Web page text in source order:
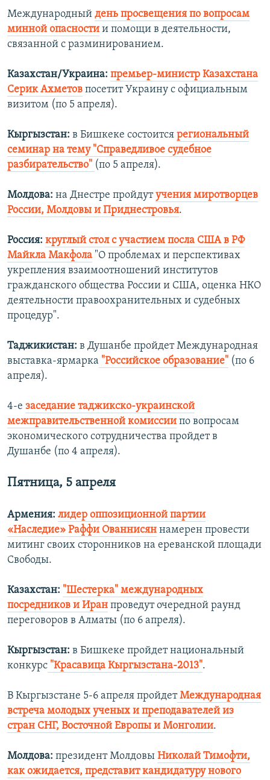
Международный день просвещения по вопросам
минной опасности и помощи в деятельности,
связанной с разминированием.
Казахстан/Украина: премьер-министр Казахстана
Серик Ахметов посетит Украину с официальным
визитом (по 5 апреля).
Кыргызстан: в Бишкеке состоится региональный
семинар на тему "Справедливое судебное
разбирательство" (по 5 апреля).
Молдова: на Днестре пройдутучения миротворцев
России, Молдовы и Приднестровья.
Россия: круглый стол с участием посла США в РФ
Майкла Макфола "О проблемах и перспективах
укрепления взаимоотношений институтов
гражданского общества России и США, оценка НКО
деятельности правоохранительных и судебных
процедур".
Таджикистан: в Душанбе пройдет Международная
выставка-ярмарка "Российское образование" (по 6
апреля).
4-е заседание таджикско-украинской
межправительственной комиссии по вопросам
экономического сотрудничества пройдет в
Душанбе (по 4 апреля).
Пятница, 5 апреля
Армения: лидер оппозиционной партии
«Наследие» Раффи Ованнисян намерен провести
митинг своих сторонников на ереванской площади
Свободы.
Казахстан: "Шестерка" международных
посредников и Иран проведут очередной раунд
переговоров в Алматы (по 6 апреля).
Кыргызстан: в Бишкеке пройдет национальный
конкурс "Красавица Кыргызстана-2013".
В Кыргызстане 5-6 апреля пройдетМеждународная
встреча молодых ученых и преподавателей из
стран СНГ, Восточной Европы и Монголии.
Молдова: президент Молдовы Николай Тимофти,
как ожидается, представит кандидатуру нового